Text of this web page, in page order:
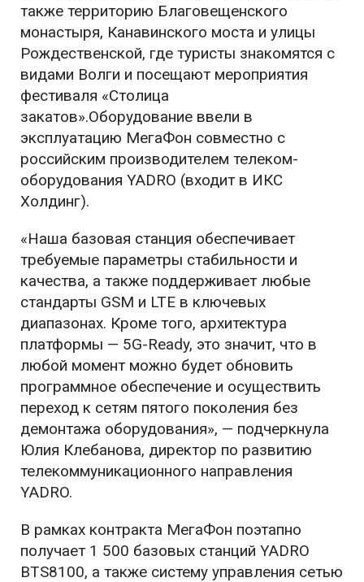
также территорию Благовещенского
монастыря, Канавинского моста и улицы
Рождественской, где туристы знакомятся с
видами Волги и посещают мероприятия
фестиваля «Столица
закатов».Оборудование ввели в
эксплуатацию МегаФон совместно с
российским производителем телеком-
оборудования YADRO (входит в ИКС
Холдинг).
«Наша базовая станция обеспечивает
требуемые параметры стабильности и
качества, а также поддерживает любые
стандарты GSM и LTE в ключевых
диапазонах. Кроме того, архитектура
платформы — 5G-Ready, это значит, что в
любой момент можно будет обновить
программное обеспечение и осуществить
переход к сетям пятого поколения без
демонтажа оборудования», — подчеркнула
Юлия Клебанова, директор по развитию
телекоммуникационного направления
YADRO.
В рамках контракта МегаФон поэтапно
получает 1 500 базовых станций YADRO
BTS8100, а также систему управления сетью